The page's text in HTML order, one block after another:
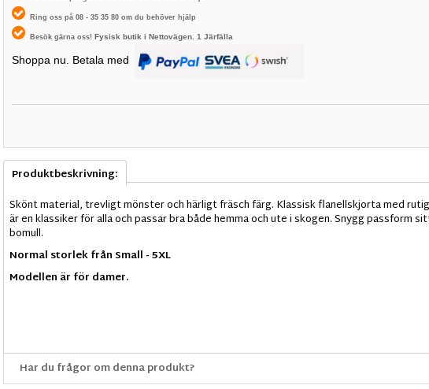
Ring oss på 08 - 35 35 80 om du behöver hjälp
Besök gärna oss! Fysisk butik i Nettovägen. 1 Järfälla
Shoppa nu. Betala med
Produktbeskrivning:
Skönt material, trevligt mönster och härligt fräsch färg. Klassisk flanellskjorta med
är en klassiker för alla och passar bra både hemma och ute i skogen. Snygg passform
bomull.
Normal storlek från Small - 5XL
Modellen är för damer.
Har du frågor om denna produkt?